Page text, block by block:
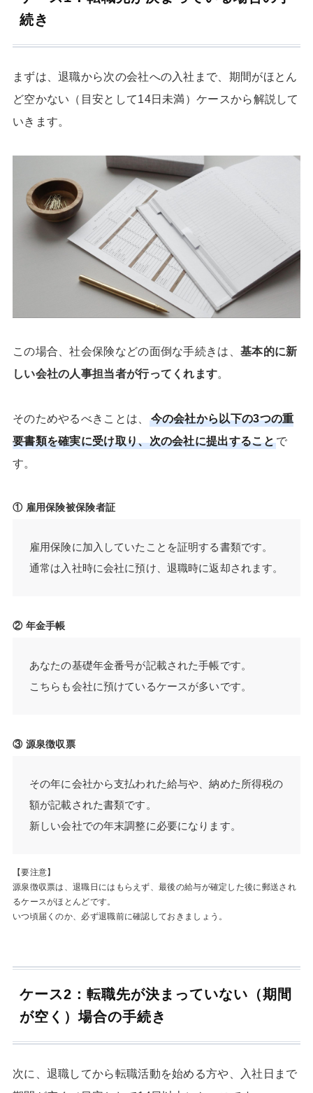
続き
まずは、退職から次の会社への入社まで、期間がほとん
ど空かない（目安として14日未満）ケースから解説して
いきます。
この場合、社会保険などの面倒な手続きは、 基本的に新
しい会社の人事担当者が行ってくれます。
そのためやるべきことは、
今の会社から以下の3つの重
要書類を確実に受け取り、次の会社に提出することで
す。
① 雇用保険被保険者証
雇用保険に加入していたことを証明する書類です。
通常は入社時に会社に預け、退職時に返却されます。
② 年金手帳
あなたの基礎年金番号が記載された手帳です。
こちらも会社に預けているケースが多いです。
③ 源泉徴収票
その年に会社から支払われた給与や、納めた所得税の
額が記載された書類です。
新しい会社での年末調整に必要になります。
【要注意】
源泉徴収票は、退職日にはもらえず、最後の給与が確定した後に郵送され
るケースがほとんどです。
いつ頃届くのか、必ず退職前に確認しておきましょう。
ケース2：転職先が決まっていない（期間
が空く）場合の手続き
次に、退職してから転職活動を始める方や、入社日まで